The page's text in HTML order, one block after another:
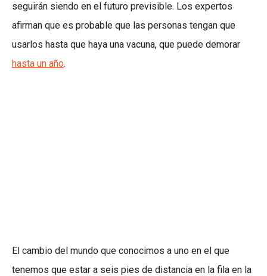
seguirán siendo en el futuro previsible. Los expertos
afirman que es probable que las personas tengan que
usarlos hasta que haya una vacuna, que puede demorar
hasta un año.
El cambio del mundo que conocimos a uno en el que
tenemos que estar a seis pies de distancia en la fila en la